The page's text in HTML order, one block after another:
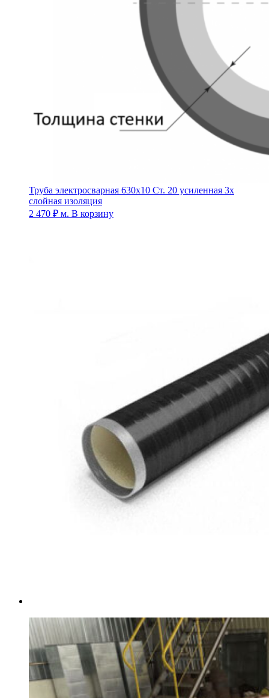
Труба электросварная 630х10 Ст. 20 усиленная 3х
слойная изоляция
2 470 ₽ м. В корзину